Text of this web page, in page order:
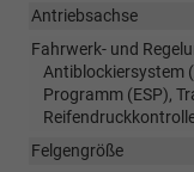
Antriebsachse
Fahrwerk- und
Antiblockiersystem
Programm (ESP),
Felgengröße